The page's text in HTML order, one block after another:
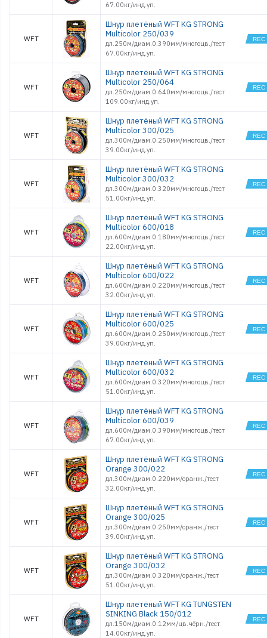
67.00кг/инд.уп.
WFT
Шнур плетёный WFT KG STRONG
Multicolor 250/039
дл.250м/диам.0.390мм/многоцв./тест
67.00кг/инд.уп.
WFT
Шнур плетёный WFT KG STRONG
Multicolor 250/064
дл.250м/диам.0.640мм/многоцв./тест
109.00кг/инд.уп.
WFT
Шнур плетёный WFT KG STRONG
Multicolor 300/025
дл.300м/диам.0.250мм/многоцв./тест
39.00кг/инд.уп.
WFT
Шнур плетёный WFT KG STRONG
Multicolor 300/032
дл.300м/диам.0.320мм/многоцв./тест
51.00кг/инд.уп.
WFT
Шнур плетёный WFT KG STRONG
Multicolor 600/018
дл.600м/диам.0.180мм/многоцв./тест
22.00кг/инд.уп.
WFT
Шнур плетёный WFT KG STRONG
Multicolor 600/022
дл.600м/диам.0.220мм/многоцв./тест
32.00кг/инд.уп.
WFT
Шнур плетёный WFT KG STRONG
Multicolor 600/025
дл.600м/диам.0.250мм/многоцв./тест
39.00кг/инд.уп.
WFT
Шнур плетёный WFT KG STRONG
Multicolor 600/032
дл.600м/диам.0.320мм/многоцв./тест
51.00кг/инд.уп.
WFT
Шнур плетёный WFT KG STRONG
Multicolor 600/039
дл.600м/диам.0.390мм/многоцв./тест
67.00кг/инд.уп.
WFT
Шнур плетёный WFT KG STRONG
Orange 300/022
дл.300м/диам.0.220мм/оранж./тест
32.00кг/инд.уп.
WFT
Шнур плетёный WFT KG STRONG
Orange 300/025
дл.300м/диам.0.250мм/оранж./тест
39.00кг/инд.уп.
WFT
Шнур плетёный WFT KG STRONG
Orange 300/032
дл.300м/диам.0.320мм/оранж./тест
51.00кг/инд.уп.
WFT
Шнур плетёный WFT KG TUNGSTEN
SINKING Black 150/012
дл.150м/диам.0.12мм/цв.чёрн./тест
14.00кг/инд.уп.